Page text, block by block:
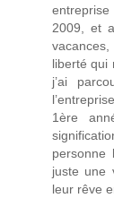
2009, et
liberté qui
j’ai
1ère
personne
juste une
leur rêve